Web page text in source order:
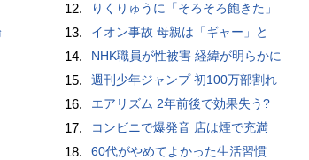
12. りくりゅうに「そろそろ飽きた」
13. イオン事故 母親は「ギャー」と
14. NHK職員が性被害 経緯が明らかに
15. 週刊少年ジャンプ 初100万部割れ
16. エアリズム 2年前後で効果失う?
17. コンビニで爆発音 店は煙で充満
18. 60代がやめてよかった生活習慣